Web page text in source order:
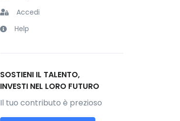
Accedi
Help
SOSTIENI IL TALENTO,
INVESTI NEL LORO FUTURO
Il tuo contributo è prezioso